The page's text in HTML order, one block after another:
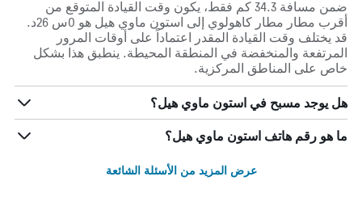
ضمن مسافة 34.3 كم فقط، يكون وقت القيادة المتوقع من
أقرب مطار مطار كاهولوي إلى استون ماوي هيل هو 0س 26د.
قد يختلف وقت القيادة المقدر اعتماداً على أوقات المرور
المرتفعة والمنخفضة في المنطقة المحيطة. ينطبق هذا بشكل
خاص على المناطق المركزية.
هل يوجد مسبح في استون ماوي هيل؟
ما هو رقم هاتف استون ماوي هيل؟
عرض المزيد من الأسئلة الشائعة